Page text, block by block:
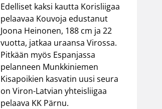
Edelliset kaksi kautta Korisliigaa
pelaavaa Kouvoja edustanut
Joona Heinonen, 188 cm ja 22
vuotta, jatkaa uraansa Virossa.
Pitkään myös Espanjassa
pelanneen Munkkiniemen
Kisapoikien kasvatin uusi seura
on Viron-Latvian yhteisliigaa
pelaava KK Pärnu.